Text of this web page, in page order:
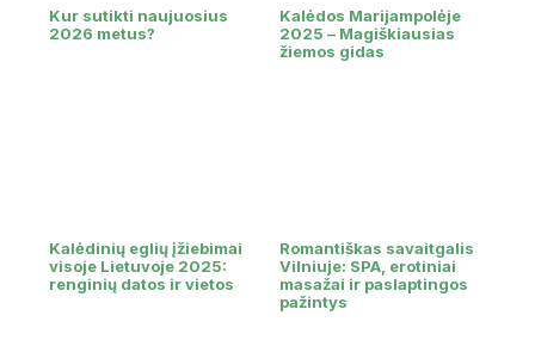
Kur sutikti naujuosius
2026 metus?
Kalėdos Marijampolėje
2025 – Magiškiausias
žiemos gidas
Kalėdinių eglių įžiebimai
visoje Lietuvoje 2025:
renginių datos ir vietos
Romantiškas savaitgalis
Vilniuje: SPA, erotiniai
masažai ir paslaptingos
pažintys